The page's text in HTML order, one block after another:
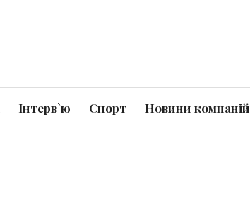
Інтерв`ю Спорт Новини компаній